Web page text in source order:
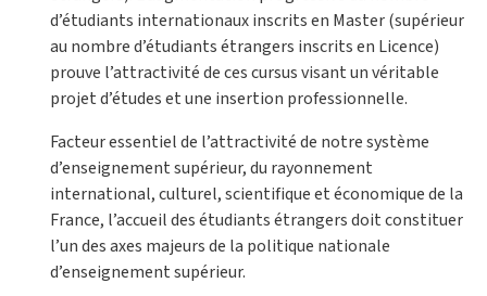
d’étudiants internationaux inscrits en Master (supérieur
au nombre d’étudiants étrangers inscrits en Licence)
prouve l’attractivité de ces cursus visant un véritable
projet d’études et une insertion professionnelle.
Facteur essentiel de l’attractivité de notre système
d’enseignement supérieur, du rayonnement
international, culturel, scientifique et économique de la
France, l’accueil des étudiants étrangers doit constituer
l’un des axes majeurs de la politique nationale
d’enseignement supérieur.